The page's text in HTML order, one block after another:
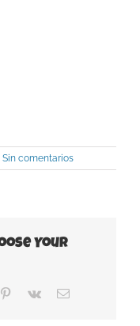
Sin comentarios
Your
Pinterest
Vk
Correo